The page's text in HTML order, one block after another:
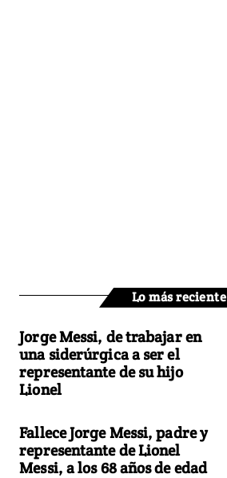
Lo más reciente
Jorge Messi, de trabajar en
una siderúrgica a ser el
representante de su hijo
Lionel
Fallece Jorge Messi, padre y
representante de Lionel
Messi, a los 68 años de edad